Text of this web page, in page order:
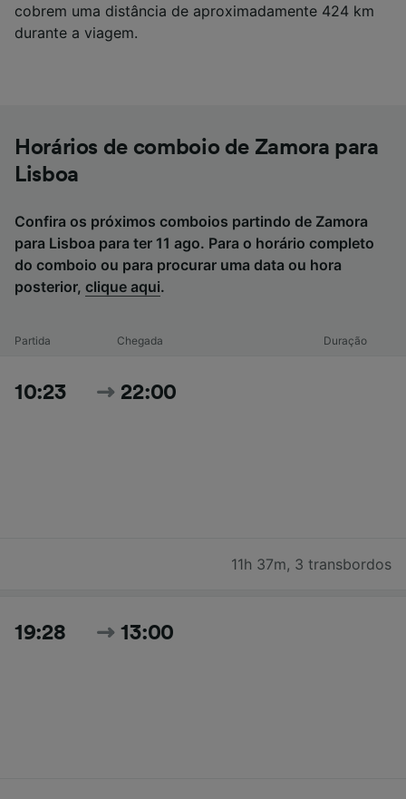
cobrem uma distância de aproximadamente 424 km
durante a viagem.
Horários de comboio de Zamora para
Lisboa
Confira os próximos comboios partindo de Zamora
para Lisboa para ter 11 ago. Para o horário completo
do comboio ou para procurar uma data ou hora
posterior, clique aqui.
Partida Chegada Duração
10:23 22:00
11h 37m, 3 transbordos
19:28 13:00